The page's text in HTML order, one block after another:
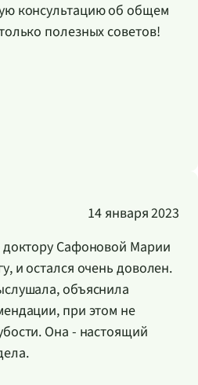
консультацию об общем
полезных советов!
14 января 2023
доктору Сафоновой Марии
и остался очень доволен.
объяснила
при этом не
Она - настоящий